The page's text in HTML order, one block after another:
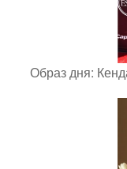
Образ дня: